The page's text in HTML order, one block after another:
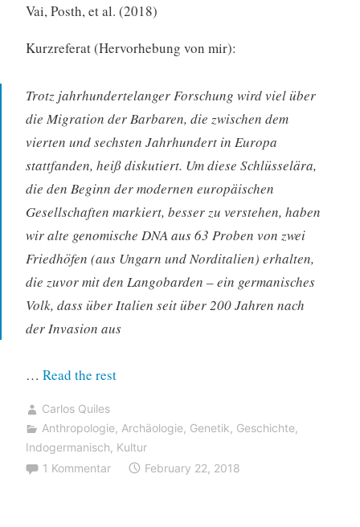
Vai, Posth, et al. (2018)
Kurzreferat (Hervorhebung von mir):
Trotz jahrhundertelanger Forschung wird viel über
die Migration der Barbaren, die zwischen dem
vierten und sechsten Jahrhundert in Europa
stattfanden, heiß diskutiert. Um diese Schlüsselära,
die den Beginn der modernen europäischen
Gesellschaften markiert, besser zu verstehen, haben
wir alte genomische DNA aus 63 Proben von zwei
Friedhöfen (aus Ungarn und Norditalien) erhalten,
die zuvor mit den Langobarden – ein germanisches
Volk, dass über Italien seit über 200 Jahren nach
der Invasion aus
… Read the rest
während
der
Völkerwanderung
Carlos Quiles
Anthropologie, Archäologie, Genetik, Geschichte,
Indogermanisch, Kultur
1 Kommentar
February 22, 2018